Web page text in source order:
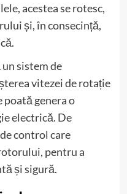
acestea se rotesc,
și, în consecință,
sistem de
vitezei de rotație
genera o
electrică. De
control care
pentru a
și sigură.